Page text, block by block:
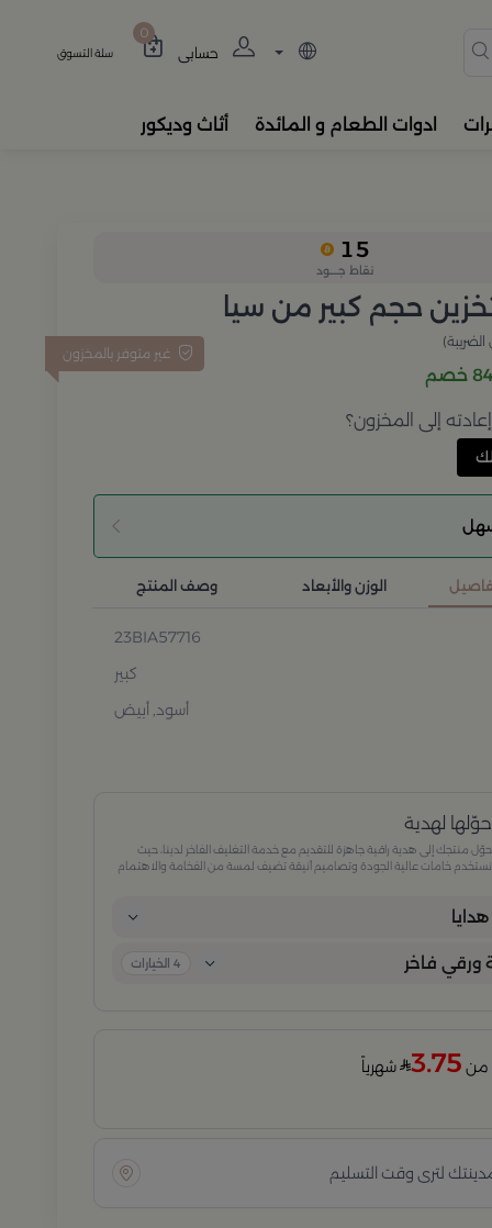
المباخر، والفواحات
حسابي
0
سلة التسوق
ادوات الطعام و المائدة أثاث وديكور
15
نقاط جــــود
حجم كبير من سيا
غير متوفر بالمخزون
إلى المخزون؟
سهل
23BIA57716
كبير
أسود, أبيض
الوزن والأبعاد وصف المنتج
حوّلها لهدية
حوّل منتجك إلى هدية راقية جاهزة للتقديم مع خدمة التغليف الفاخر لدينا، حيث
نستخدم خامات عالية الجودة وتصاميم أنيقة تضيف لمسة من الفخامة والاهتمام
فاخر 4الخيارات
3.75 شهرياً
لترى وقت التسليم